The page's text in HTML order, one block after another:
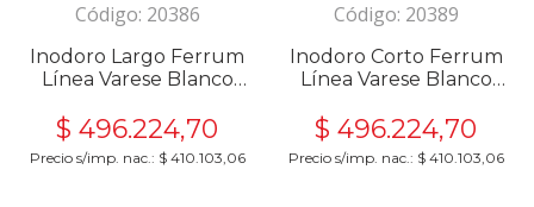
Código: 20386
Inodoro Largo Ferrum
Línea Varese Blanco
$496.224,70
Precio s/imp. nac.: $ 410.103,06
Código: 20389
Inodoro Corto Ferrum
Línea Varese Blanco
$496.224,70
Precio s/imp. nac.: $ 410.103,06